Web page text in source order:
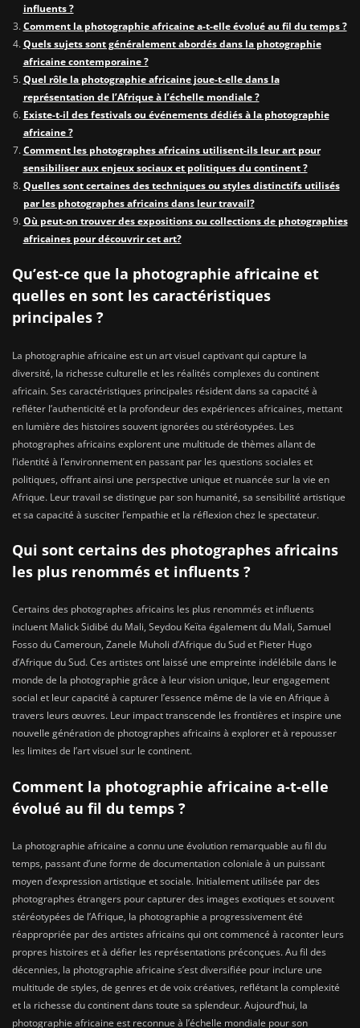
influents ?
Comment la photographie africaine a-t-elle évolué au fil du temps ?
Quels sujets sont généralement abordés dans la photographie
africaine contemporaine ?
Quel rôle la photographie africaine joue-t-elle dans la
représentation de l’Afrique à l’échelle mondiale ?
Existe-t-il des festivals ou événements dédiés à la photographie
africaine ?
Comment les photographes africains utilisent-ils leur art pour
sensibiliser aux enjeux sociaux et politiques du continent ?
Quelles sont certaines des techniques ou styles distinctifs utilisés
par les photographes africains dans leur travail?
Où peut-on trouver des expositions ou collections de photographies
africaines pour découvrir cet art?
Qu’est-ce que la photographie africaine et
quelles en sont les caractéristiques
principales ?
La photographie africaine est un art visuel captivant qui capture la
diversité, la richesse culturelle et les réalités complexes du continent
africain. Ses caractéristiques principales résident dans sa capacité à
refléter l’authenticité et la profondeur des expériences africaines, mettant
en lumière des histoires souvent ignorées ou stéréotypées. Les
photographes africains explorent une multitude de thèmes allant de
l’identité à l’environnement en passant par les questions sociales et
politiques, offrant ainsi une perspective unique et nuancée sur la vie en
Afrique. Leur travail se distingue par son humanité, sa sensibilité artistique
et sa capacité à susciter l’empathie et la réflexion chez le spectateur.
Qui sont certains des photographes africains
les plus renommés et influents ?
Certains des photographes africains les plus renommés et influents
incluent Malick Sidibé du Mali, Seydou Keïta également du Mali, Samuel
Fosso du Cameroun, Zanele Muholi d’Afrique du Sud et Pieter Hugo
d’Afrique du Sud. Ces artistes ont laissé une empreinte indélébile dans le
monde de la photographie grâce à leur vision unique, leur engagement
social et leur capacité à capturer l’essence même de la vie en Afrique à
travers leurs œuvres. Leur impact transcende les frontières et inspire une
nouvelle génération de photographes africains à explorer et à repousser
les limites de l’art visuel sur le continent.
Comment la photographie africaine a-t-elle
évolué au fil du temps ?
La photographie africaine a connu une évolution remarquable au fil du
temps, passant d’une forme de documentation coloniale à un puissant
moyen d’expression artistique et sociale. Initialement utilisée par des
photographes étrangers pour capturer des images exotiques et souvent
stéréotypées de l’Afrique, la photographie a progressivement été
réappropriée par des artistes africains qui ont commencé à raconter leurs
propres histoires et à défier les représentations préconçues. Au fil des
décennies, la photographie africaine s’est diversifiée pour inclure une
multitude de styles, de genres et de voix créatives, reflétant la complexité
et la richesse du continent dans toute sa splendeur. Aujourd’hui, la
photographie africaine est reconnue à l’échelle mondiale pour son